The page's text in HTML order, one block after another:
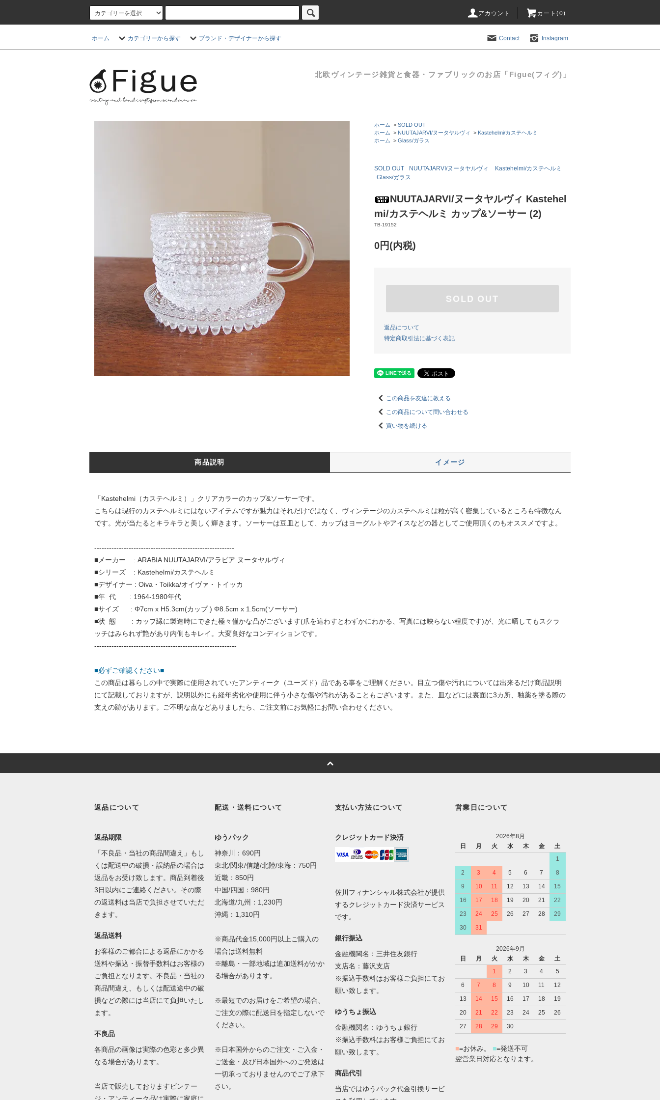
アカウント カート(0)
ホーム カテゴリーから探す ブランド・デザイナーから探す Contact Instagram
北欧ヴィンテージ雑貨と食器・ファブリックのお店「Figue(フィグ)」
ホーム > SOLD OUT
ホーム > NUUTAJARVI/ヌータヤルヴィ > Kastehelmi/カステヘルミ
ホーム > Glass/ガラス
SOLD OUT NUUTAJARVI/ヌータヤルヴィ
Kastehelmi/カステヘルミ
Glass/ガラス
NUUTAJARVI/ヌータヤルヴィ Kastehel
mi/カステヘルミ カップ&ソーサー (2)
TB-19152
0円(内税)
SOLD OUT
返品について
特定商取引法に基づく表記
この商品を友達に教える
この商品について問い合わせる
買い物を続ける
商品説明 イメージ
「Kastehelmi（カステヘルミ）」クリアカラーのカップ&ソーサーです。
こちらは現行のカステヘルミにはないアイテムですが魅力はそれだけではなく、ヴィンテージのカステヘルミは粒が高く密集しているところも特徴なん
です。光が当たるとキラキラと美しく輝きます。ソーサーは豆皿として、カップはヨーグルトやアイスなどの器としてご使用頂くのもオススメですよ。
---------------------------------------------------------
■メーカー : ARABIA NUUTAJARVI/アラビア ヌータヤルヴィ
■シリーズ : Kastehelmi/カステヘルミ
■デザイナー : Oiva・Toikka/オイヴァ・トイッカ
■年 代 : 1964-1980年代
■サイズ : Φ7cm x H5.3cm(カップ ) Φ8.5cm x 1.5cm(ソーサー)
■状 態 : カップ縁に製造時にできた極々僅かな凸がございます(爪を這わすとわずかにわかる、写真には映らない程度です)が、光に晒してもスクラ
ッチはみられず艶があり内側もキレイ。大変良好なコンディションです。
----------------------------------------------------------
■必ずご確認ください■
この商品は暮らしの中で実際に使用されていたアンティーク（ユーズド）品である事をご理解ください。目立つ傷や汚れについては出来るだけ商品説明
にて記載しておりますが、説明以外にも経年劣化や使用に伴う小さな傷や汚れがあることもございます。また、皿などには裏面に3カ所、釉薬を塗る際の
支えの跡があります。ご不明な点などありましたら、ご注文前にお気軽にお問い合わせください。
返品について
返品期限
「不良品・当社の商品間違え」もし
くは配送中の破損・誤納品の場合は
返品をお受け致します。商品到着後
3日以内にご連絡ください。その際
の返送料は当店で負担させていただ
きます。
返品送料
お客様のご都合による返品にかかる
送料や振込・振替手数料はお客様の
ご負担となります。不良品・当社の
商品間違え、もしくは配送途中の破
損などの際には当店にて負担いたし
ます。
不良品
各商品の画像は実際の色彩と多少異
なる場合があります。
当店で販売しておりますビンテー
配送・送料について
ゆうパック
神奈川：690円
東北/関東/信越/北陸/東海：750円
近畿：850円
中国/四国：980円
北海道/九州：1,230円
沖縄：1,310円
※商品代金15,000円以上ご購入の
場合は送料無料
※離島・一部地域は追加送料がかか
る場合があります。
※最短でのお届けをご希望の場合、
ご注文の際に配送日を指定しないで
ください。
※日本国外からのご注文・ご入金・
ご送金・及び日本国外へのご発送は
一切承っておりませんのでご了承下
さい。
支払い方法について
クレジットカード決済
佐川フィナンシャル株式会社が提供
するクレジットカード決済サービス
です。
銀行振込
金融機関名：三井住友銀行
支店名：藤沢支店
※振込手数料はお客様ご負担にてお
願い致します。
ゆうちょ振込
金融機関名：ゆうちょ銀行
※振込手数料はお客様ご負担にてお
願い致します。
商品代引
当店ではゆうパック代金引換サービ
営業日について
2026年8月
日
月 火 水 木 金
土
1
2
3 4 5 6 7
8
9
10 11 12 13 14
15
16
17 18 19 20 21
22
23
24 25 26 27 28
29
30
31
2026年9月
日
月 火 水 木 金
土
1
2 3 4
5
6
7 8 9 10 11
12
13
14 15 16 17 18
19
20
21 22 23 24 25
26
27
28 29 30
■=お休み。 ■=発送不可
翌営業日対応となります。